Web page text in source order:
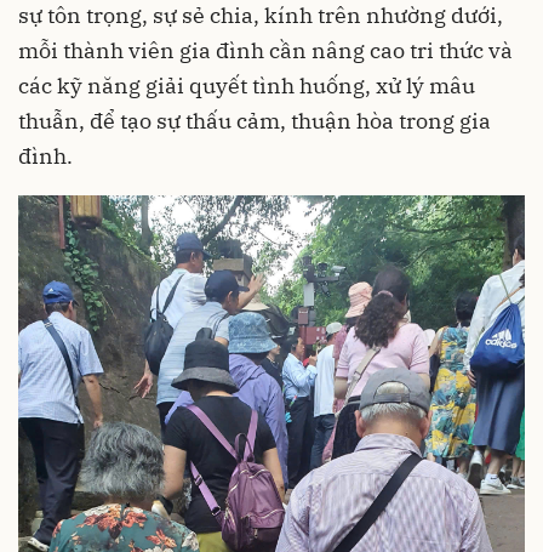
sự tôn trọng, sự sẻ chia, kính trên nhường dưới,
mỗi thành viên gia đình cần nâng cao tri thức và
các kỹ năng giải quyết tình huống, xử lý mâu
thuẫn, để tạo sự thấu cảm, thuận hòa trong gia
đình.